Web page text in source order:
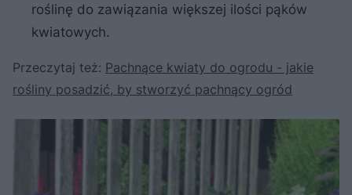
roślinę do zawiązania większej ilości pąków
kwiatowych.
Przeczytaj też: Pachnące kwiaty do ogrodu - jakie
rośliny posadzić, by stworzyć pachnący ogród